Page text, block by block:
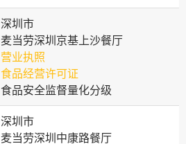
深圳市
麦当劳深圳京基上沙餐厅
营业执照
食品经营许可证
食品安全监督量化分级
深圳市
麦当劳深圳中康路餐厅